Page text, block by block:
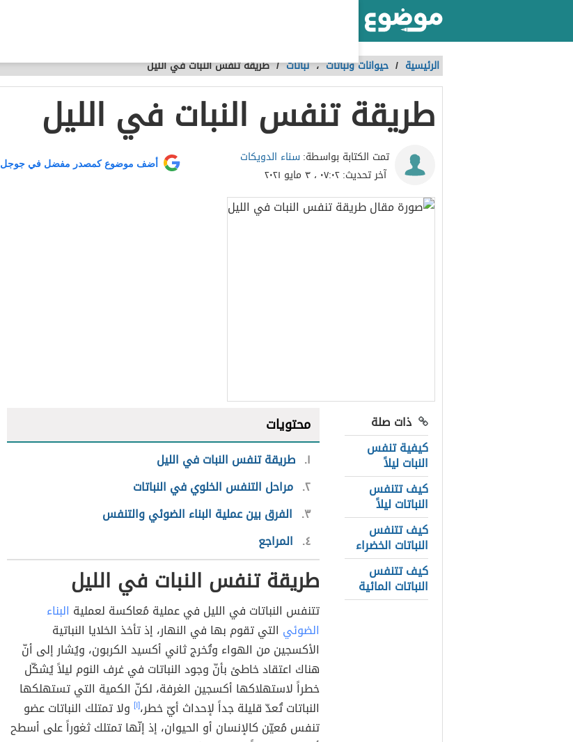
الرئيسية / حيوانات ونباتات،نباتات /طريقة تنفس النبات في الليل
طريقة تنفس النبات في الليل
تمت الكتابة بواسطة:سناء الدويكات
آخر تحديث:٠٧:٠٢ ، ٣ مايو ٢٠٢١
أضف موضوع كمصدر مفضل في جوجل
ذات صلة
كيفية تنفس
النبات ليلاً
كيف تتنفس
النباتات ليلاً
كيف تتنفس
النباتات الخضراء
كيف تتنفس
النباتات المائية
محتويات
١ طريقة تنفس النبات في الليل
٢ مراحل التنفس الخلوي في النباتات
٣ الفرق بين عملية البناء الضوئي والتنفس
٤ المراجع
طريقة تنفس النبات في الليل
تتنفس النباتات في الليل في عملية مُعاكسة لعملية البناء
الضوئي التي تقوم بها في النهار، إذ تأخذ الخلايا النباتية
الأكسجين من الهواء وتُخرج ثاني أكسيد الكربون، ويُشار إلى أنّ
هناك اعتقاد خاطئ بأنّ وجود النباتات في غرف النوم ليلاً يُشكّل
خطراً لاستهلاكها أكسجين الغرفة، لكنّ الكمية التي تستهلكها
النباتات تُعدّ قليلة جداً لإحداث أيّ خطر،[١] ولا تمتلك النباتات عضو
تنفس مُعيّن كالإنسان أو الحيوان، إذ إنّها تمتلك ثغوراً على أسطح